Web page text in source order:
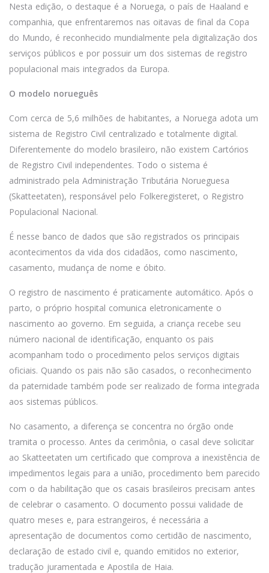
Nesta edição, o destaque é a Noruega, o país de Haaland e
companhia, que enfrentaremos nas oitavas de final da Copa
do Mundo, é reconhecido mundialmente pela digitalização dos
serviços públicos e por possuir um dos sistemas de registro
populacional mais integrados da Europa.
O modelo norueguês
Com cerca de 5,6 milhões de habitantes, a Noruega adota um
sistema de Registro Civil centralizado e totalmente digital.
Diferentemente do modelo brasileiro, não existem Cartórios
de Registro Civil independentes. Todo o sistema é
administrado pela Administração Tributária Norueguesa
(Skatteetaten), responsável pelo Folkeregisteret, o Registro
Populacional Nacional.
É nesse banco de dados que são registrados os principais
acontecimentos da vida dos cidadãos, como nascimento,
casamento, mudança de nome e óbito.
O registro de nascimento é praticamente automático. Após o
parto, o próprio hospital comunica eletronicamente o
nascimento ao governo. Em seguida, a criança recebe seu
número nacional de identificação, enquanto os pais
acompanham todo o procedimento pelos serviços digitais
oficiais. Quando os pais não são casados, o reconhecimento
da paternidade também pode ser realizado de forma integrada
aos sistemas públicos.
No casamento, a diferença se concentra no órgão onde
tramita o processo. Antes da cerimônia, o casal deve solicitar
ao Skatteetaten um certificado que comprova a inexistência de
impedimentos legais para a união, procedimento bem parecido
com o da habilitação que os casais brasileiros precisam antes
de celebrar o casamento. O documento possui validade de
quatro meses e, para estrangeiros, é necessária a
apresentação de documentos como certidão de nascimento,
declaração de estado civil e, quando emitidos no exterior,
tradução juramentada e Apostila de Haia.